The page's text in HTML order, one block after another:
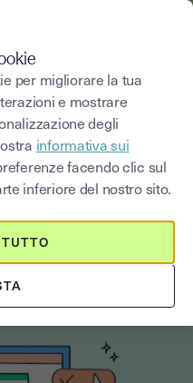
Saisissez un terme
online?
per migliorare la tua
e mostrare
degli
informativa sui
facendo clic sul
inferiore del nostro sito.